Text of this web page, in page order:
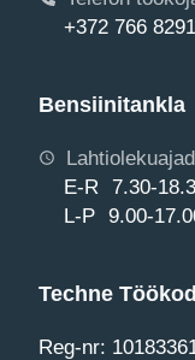
+372 766 8291
Bensiinitankla
Lahtiolekuajad
E-R 7.30-
L-P 9.00-
Techne
Reg-nr: